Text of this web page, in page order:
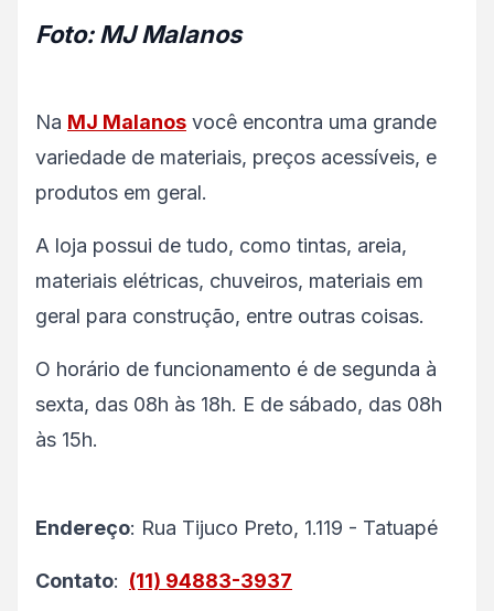
Foto: MJ Malanos
Na MJ Malanos você encontra uma grande
variedade de materiais, preços acessíveis, e
produtos em geral.
A loja possui de tudo, como tintas, areia,
materiais elétricas, chuveiros, materiais em
geral para construção, entre outras coisas.
O horário de funcionamento é de segunda à
sexta, das 08h às 18h. E de sábado, das 08h
às 15h.
Endereço: Rua Tijuco Preto, 1.119 - Tatuapé
Contato: (11) 94883-3937